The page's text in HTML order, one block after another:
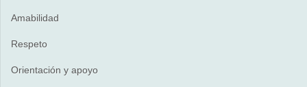
Amabilidad
Respeto
Orientación y apoyo